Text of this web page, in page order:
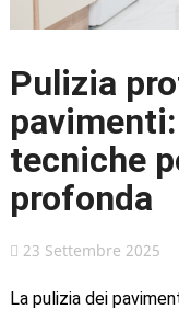
Pulizia
tecniche
profonda
23 Settembre 2025
La pulizia dei